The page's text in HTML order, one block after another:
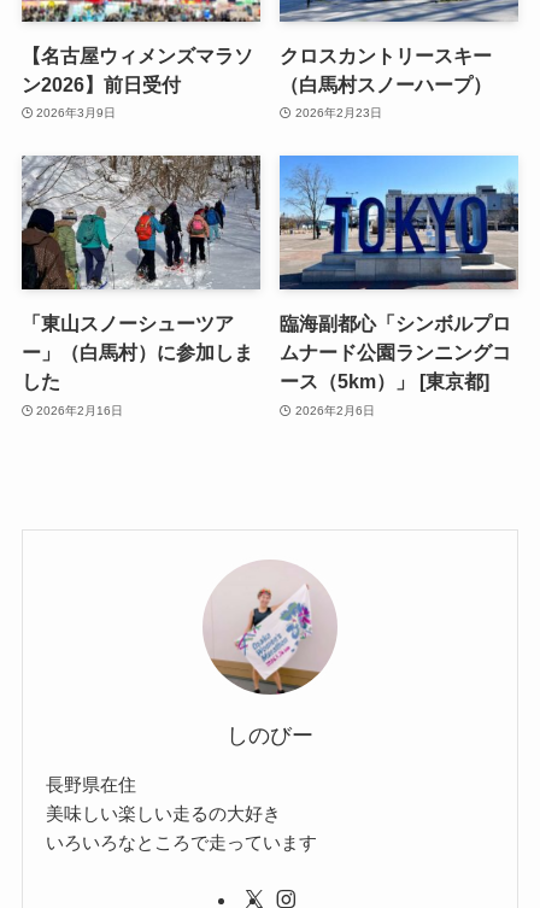
【名古屋ウィメンズマラソ
ン2026】前日受付
2026年3月9日
クロスカントリースキー
（白馬村スノーハープ）
2026年2月23日
「東山スノーシューツア
ー」（白馬村）に参加しま
した
2026年2月16日
臨海副都心「シンボルプロ
ムナード公園ランニングコ
ース（5km）」 [東京都]
2026年2月6日
しのびー
長野県在住
美味しい楽しい走るの大好き
いろいろなところで走っています